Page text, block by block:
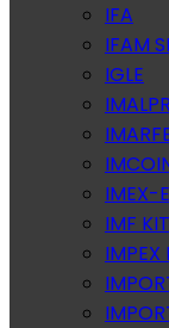
IFA
IFAM
IGLE
IMEX-
IMF
IMPEX